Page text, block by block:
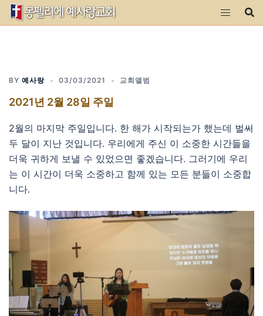
Skip
BY 예사랑 03/03/2021 교회앨범
2021년 2월 28일 주일
2월의 마지막 주일입니다. 한 해가 시작되는가 했는데 벌써
두 달이 지난 것입니다. 우리에게 주신 이 소중한 시간들을
더욱 귀하게 보낼 수 있었으면 좋겠습니다. 그러기에 우리
는 이 시간이 더욱 소중하고 함께 있는 모든 분들이 소중합
니다.